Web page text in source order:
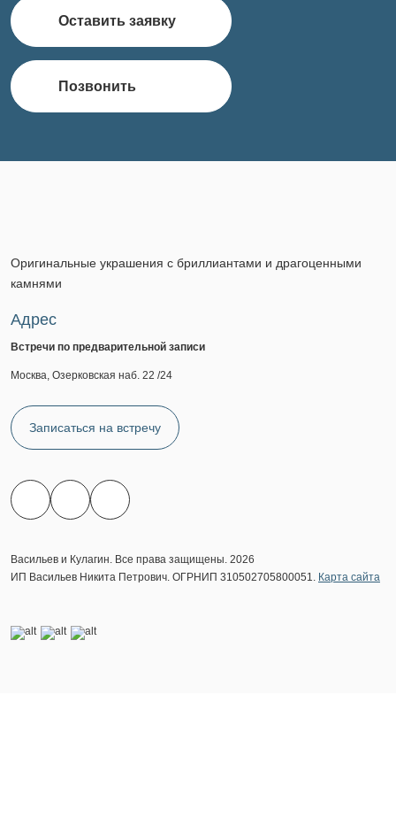
Оставить заявку
Позвонить
Оригинальные украшения с бриллиантами и драгоценными
камнями
Адрес
Встречи по предварительной записи
Москва, Озерковская наб. 22 /24
Записаться на встречу
Васильев и Кулагин. Все права защищены. 2026
ИП Васильев Никита Петрович. ОГРНИП 310502705800051. Карта сайта